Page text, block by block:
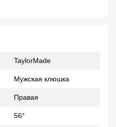
TaylorMade
Мужская клюшка
Правая
56°